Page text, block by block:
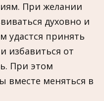
При желании
духовно и
удастся принять
избавиться от
При этом
вместе меняться в